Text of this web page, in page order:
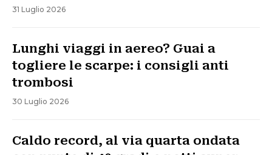
31 Luglio 2026
Lunghi viaggi in aereo? Guai a
togliere le scarpe: i consigli anti
trombosi
30 Luglio 2026
Caldo record, al via quarta ondata